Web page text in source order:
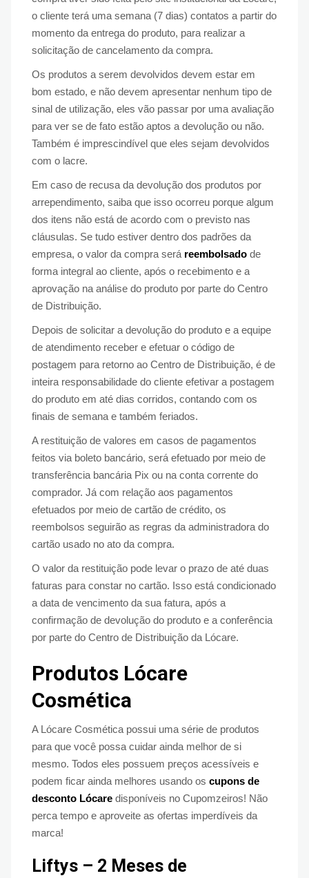
o cliente terá uma semana (7 dias) contatos a partir do
momento da entrega do produto, para realizar a
solicitação de cancelamento da compra.
Os produtos a serem devolvidos devem estar em
bom estado, e não devem apresentar nenhum tipo de
sinal de utilização, eles vão passar por uma avaliação
para ver se de fato estão aptos a devolução ou não.
Também é imprescindível que eles sejam devolvidos
com o lacre.
Em caso de recusa da devolução dos produtos por
arrependimento, saiba que isso ocorreu porque algum
dos itens não está de acordo com o previsto nas
cláusulas. Se tudo estiver dentro dos padrões da
empresa, o valor da compra será reembolsado de
forma integral ao cliente, após o recebimento e a
aprovação na análise do produto por parte do Centro
de Distribuição.
Depois de solicitar a devolução do produto e a equipe
de atendimento receber e efetuar o código de
postagem para retorno ao Centro de Distribuição, é de
inteira responsabilidade do cliente efetivar a postagem
do produto em até dias corridos, contando com os
finais de semana e também feriados.
A restituição de valores em casos de pagamentos
feitos via boleto bancário, será efetuado por meio de
transferência bancária Pix ou na conta corrente do
comprador. Já com relação aos pagamentos
efetuados por meio de cartão de crédito, os
reembolsos seguirão as regras da administradora do
cartão usado no ato da compra.
O valor da restituição pode levar o prazo de até duas
faturas para constar no cartão. Isso está condicionado
a data de vencimento da sua fatura, após a
confirmação de devolução do produto e a conferência
por parte do Centro de Distribuição da Lócare.
Produtos Lócare
Cosmética
A Lócare Cosmética possui uma série de produtos
para que você possa cuidar ainda melhor de si
mesmo. Todos eles possuem preços acessíveis e
podem ficar ainda melhores usando os cupons de
desconto Lócare disponíveis no Cupomzeiros! Não
perca tempo e aproveite as ofertas imperdíveis da
marca!
Liftys – 2 Meses de